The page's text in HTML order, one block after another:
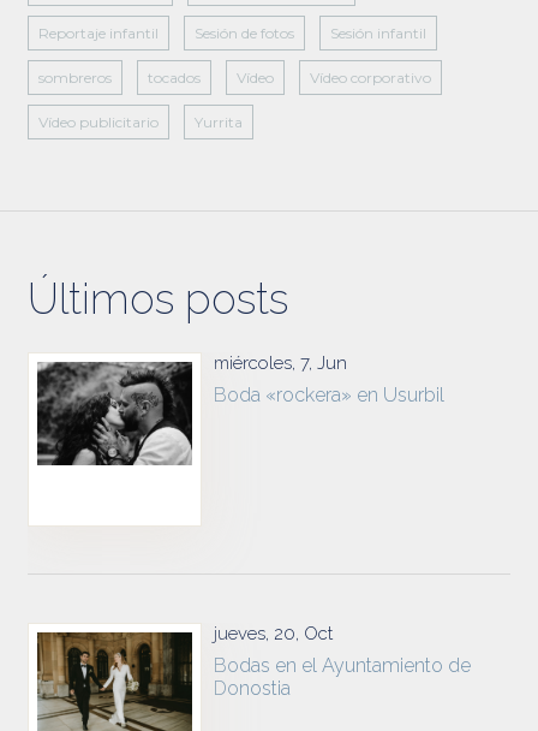
Reportaje infantil Sesión de fotos Sesión infantil
sombreros tocados Vídeo Vídeo corporativo
Vídeo publicitario Yurrita
Últimos posts
miércoles, 7, Jun
Boda «rockera» en Usurbil
jueves, 20, Oct
Bodas en el Ayuntamiento de
Donostia